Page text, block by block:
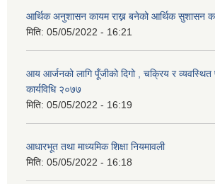
आर्थिक अनुशासन कायम राख्न बनेको आर्थिक सुशासन
मिति: 05/05/2022 - 16:21
आय आर्जनको लागि पूँजीको दिगो , चक्रिय र व्यवस्थित
कार्यविधि २०७७
मिति: 05/05/2022 - 16:19
आधारभूत तथा माध्यमिक शिक्षा नियमावली
मिति: 05/05/2022 - 16:18